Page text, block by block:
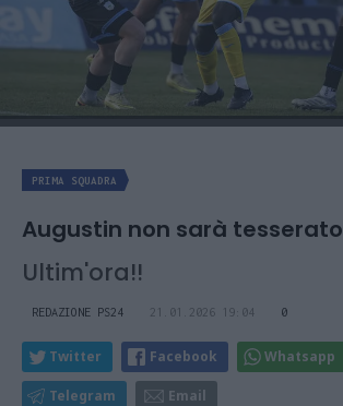
PRIMA SQUADRA
Augustin non sarà tesserato
Ultim'ora!!
REDAZIONE PS24 21.01.2026 19:04 0
Twitter Facebook Whatsapp
Telegram Email